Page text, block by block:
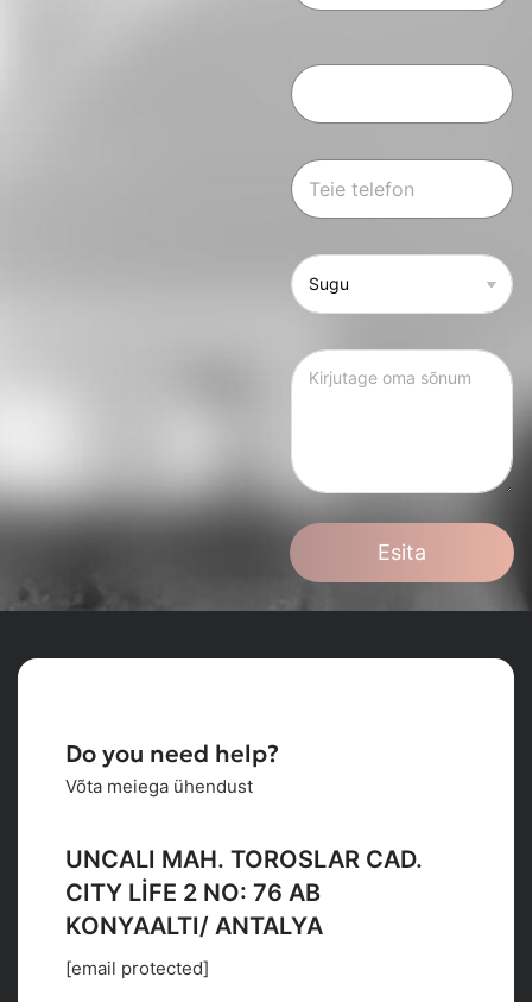
Esita
Do you need help?
Võta meiega ühendust
UNCALI MAH. TOROSLAR CAD.
CITY LİFE 2 NO: 76 AB
KONYAALTI/ ANTALYA
[email protected]